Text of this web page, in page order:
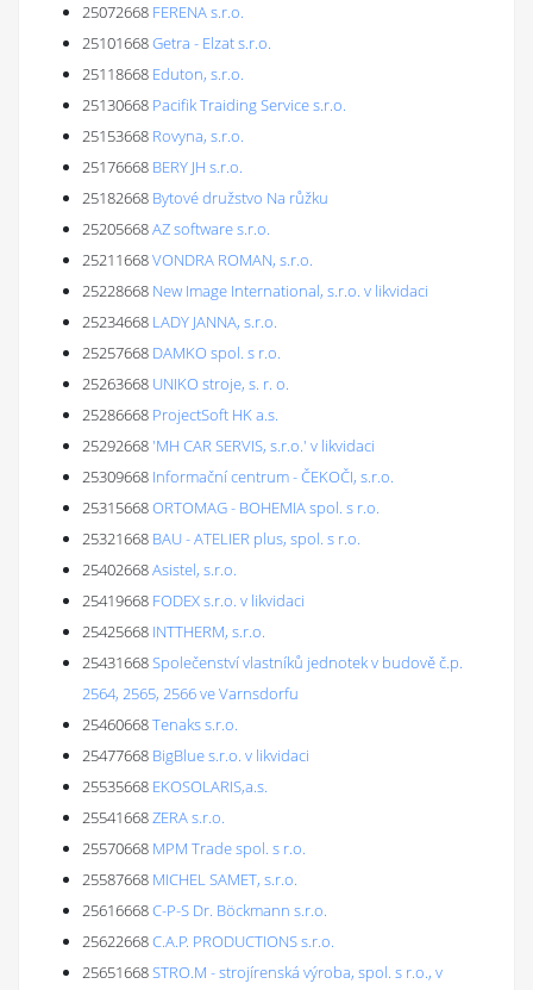
25072668 FERENA s.r.o.
25101668Getra - Elzat s.r.o.
25118668 Eduton, s.r.o.
25130668 Pacifik Traiding Service s.r.o.
25153668 Rovyna, s.r.o.
25176668 BERY JH s.r.o.
25182668 Bytové družstvo Na růžku
25205668AZ software s.r.o.
25211668VONDRA ROMAN, s.r.o.
25228668 New Image International, s.r.o. v likvidaci
25234668 LADY JANNA, s.r.o.
25257668 DAMKO spol. s r.o.
25263668 UNIKO stroje, s. r. o.
25286668 ProjectSoft HK a.s.
25292668'MH CAR SERVIS, s.r.o.' v likvidaci
25309668 Informační centrum - ČEKOČI, s.r.o.
25315668ORTOMAG - BOHEMIA spol. s r.o.
25321668 BAU - ATELIER plus, spol. s r.o.
25402668Asistel, s.r.o.
25419668 FODEX s.r.o. v likvidaci
25425668 INTTHERM, s.r.o.
25431668Společenství vlastníků jednotek v budově č.p.
2564, 2565, 2566 ve Varnsdorfu
25460668Tenaks s.r.o.
25477668 BigBlue s.r.o. v likvidaci
25535668 EKOSOLARIS,a.s.
25541668ZERA s.r.o.
25570668 MPM Trade spol. s r.o.
25587668 MICHEL SAMET, s.r.o.
25616668C-P-S Dr. Böckmann s.r.o.
25622668C.A.P. PRODUCTIONS s.r.o.
25651668STRO.M - strojírenská výroba, spol. s r.o., v